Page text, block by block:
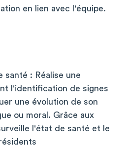
en lien avec l'équipe.
santé : Réalise une
l'identification de signes
une évolution de son
ou moral. Grâce aux
l'état de santé et le